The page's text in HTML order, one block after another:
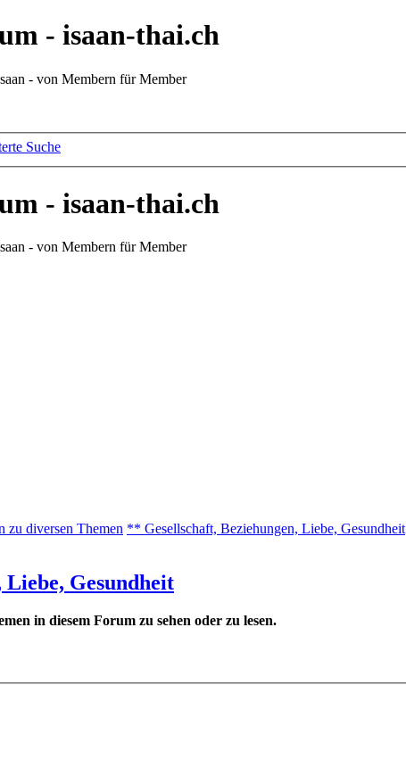
- isaan-thai.ch
- von Membern für Member
Suche
- isaan-thai.ch
- von Membern für Member
zu diversen Themen ** Gesellschaft, Beziehungen, Liebe, Gesundheit
Gesundheit
in diesem Forum zu sehen oder zu lesen.